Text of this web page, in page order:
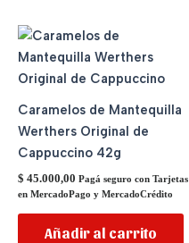
Caramelos de Mantequilla
Werthers Original de
Cappuccino 42g
$ 45.000,00 Pagá seguro con Tarjetas
en MercadoPago y MercadoCrédito
Añadir al carrito